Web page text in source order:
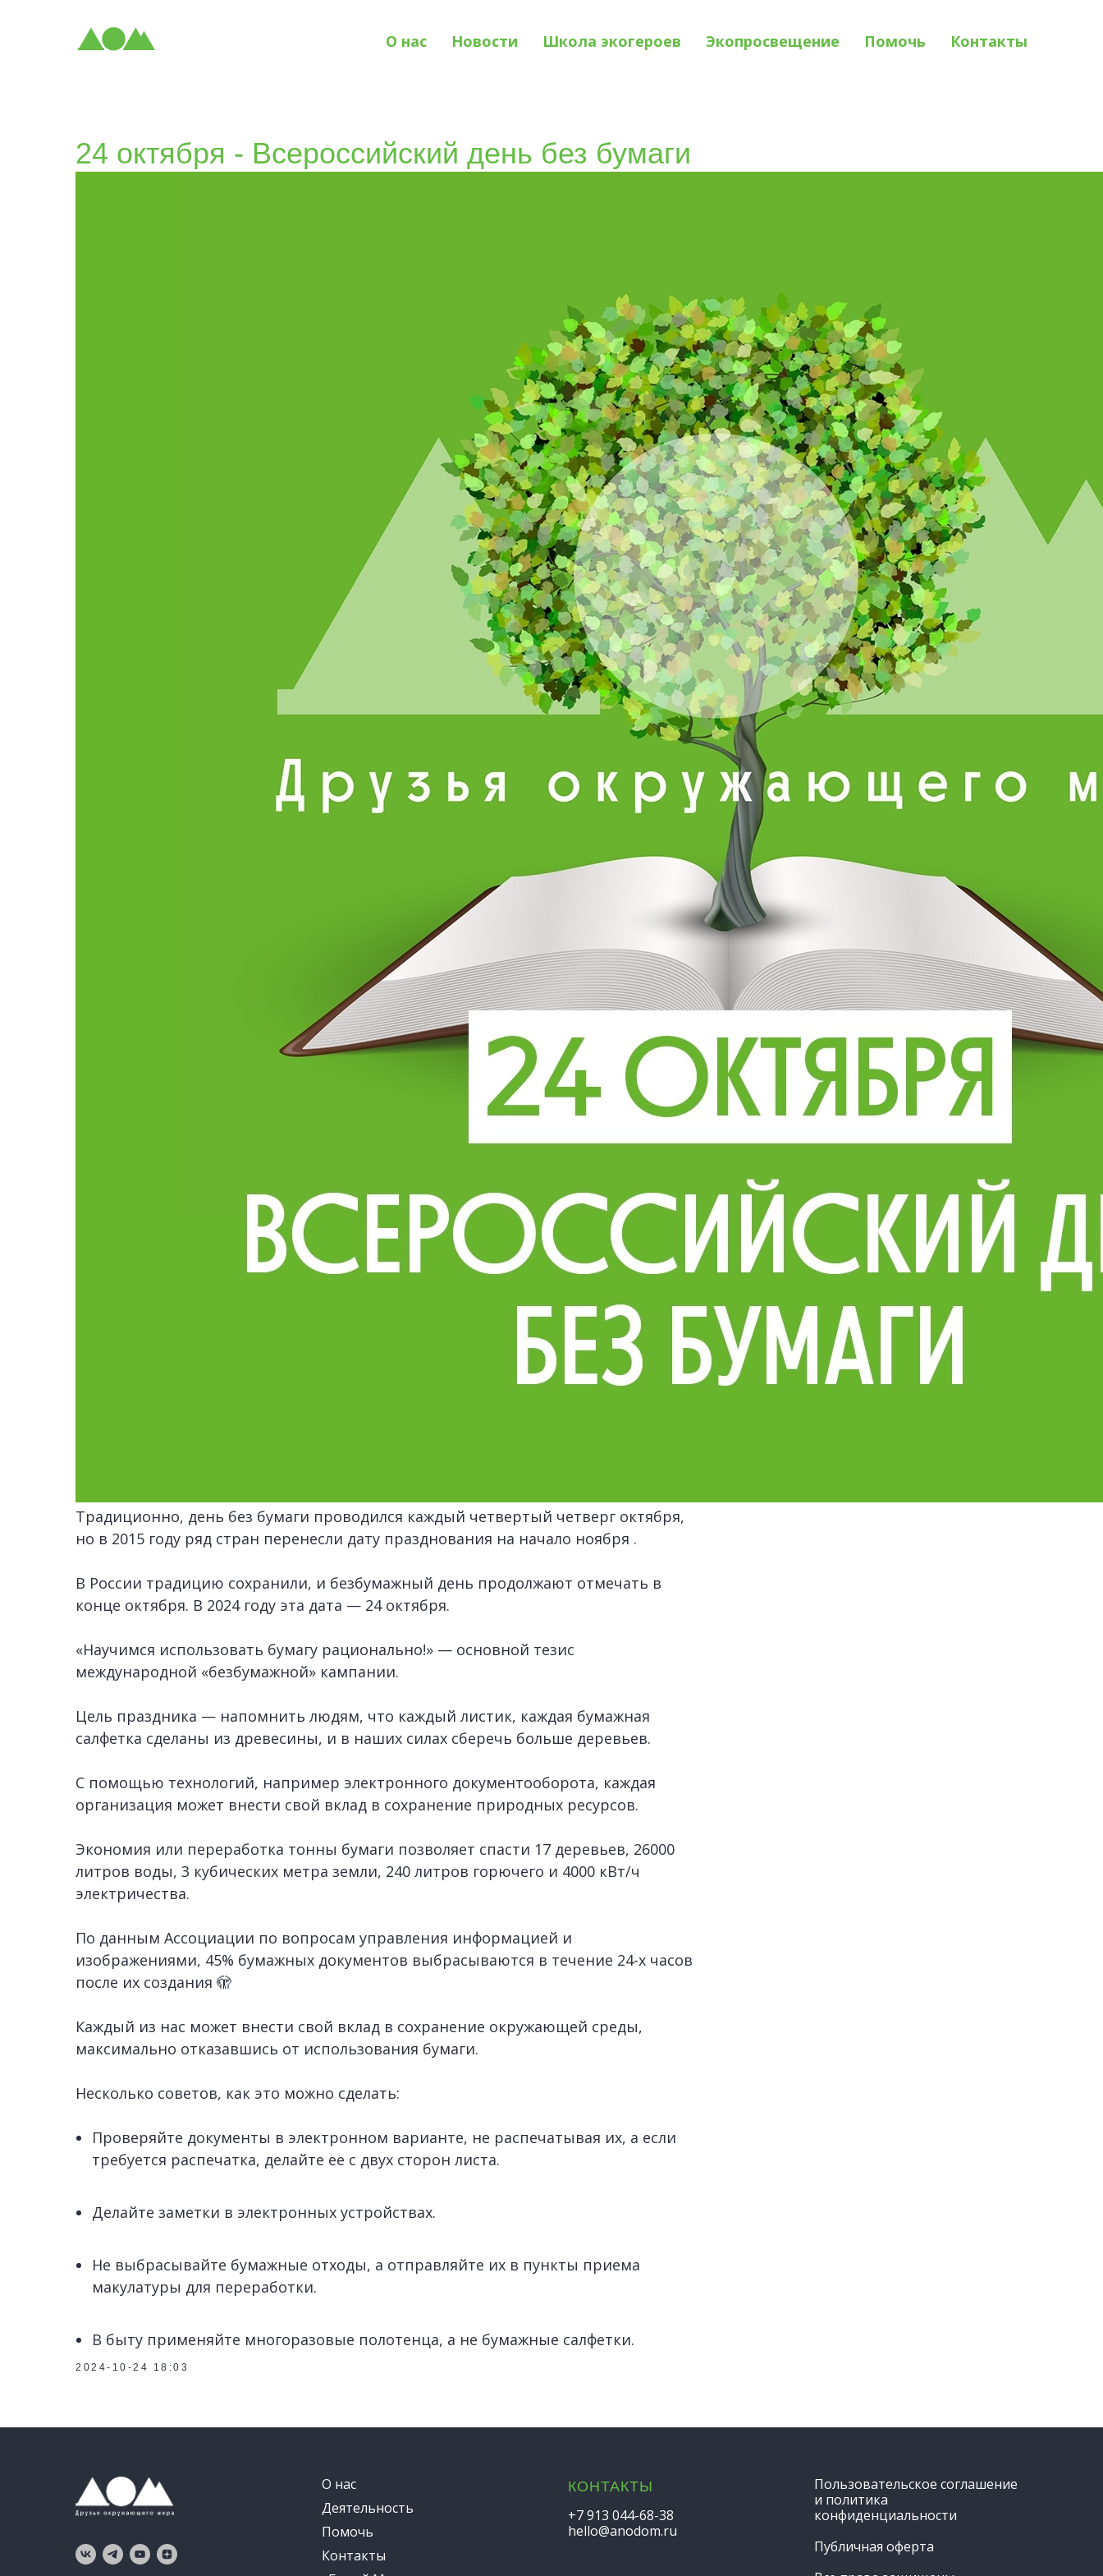
О нас Новости Школа экогероев Экопросвещение Помочь Контакты
24 октября - Всероссийский день без бумаги
Традиционно, день без бумаги проводился каждый четвертый четверг октября,
но в 2015 году ряд стран перенесли дату празднования на начало ноября .
В России традицию сохранили, и безбумажный день продолжают отмечать в
конце октября. В 2024 году эта дата — 24 октября.
«Научимся использовать бумагу рационально!» — основной тезис
международной «безбумажной» кампании.
Цель праздника — напомнить людям, что каждый листик, каждая бумажная
салфетка сделаны из древесины, и в наших силах сберечь больше деревьев.
С помощью технологий, например электронного документооборота, каждая
организация может внести свой вклад в сохранение природных ресурсов.
Экономия или переработка тонны бумаги позволяет спасти 17 деревьев, 26000
литров воды, 3 кубических метра земли, 240 литров горючего и 4000 кВт/ч
электричества.
По данным Ассоциации по вопросам управления информацией и
изображениями, 45% бумажных документов выбрасываются в течение 24-х часов
после их создания 🫣
Каждый из нас может внести свой вклад в сохранение окружающей среды,
максимально отказавшись от использования бумаги.
Несколько советов, как это можно сделать:
Проверяйте документы в электронном варианте, не распечатывая их, а если
требуется распечатка, делайте ее с двух сторон листа.
Делайте заметки в электронных устройствах.
Не выбрасывайте бумажные отходы, а отправляйте их в пункты приема
макулатуры для переработки.
В быту применяйте многоразовые полотенца, а не бумажные салфетки.
2024-10-24 18:03
О нас
Деятельность
Помочь
Контакты
КОНТАКТЫ
+7 913 044-68-38
hello@anodom.ru
Пользовательское соглашение
и политика
конфиденциальности
Публичная оферта